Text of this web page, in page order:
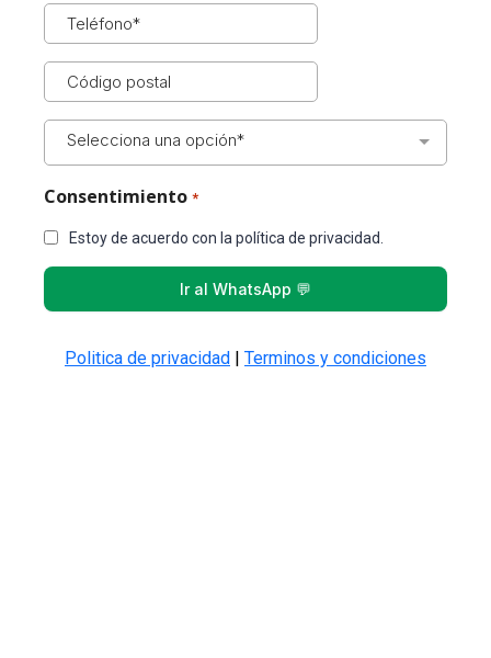
Selecciona una opción*
Consentimiento *
Estoy de acuerdo con la política de privacidad.
Ir al WhatsApp 💬
Politica de privacidad | Terminos y condiciones